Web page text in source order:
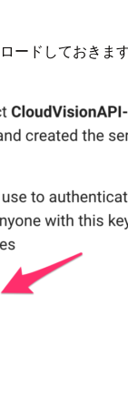
ードしておきま